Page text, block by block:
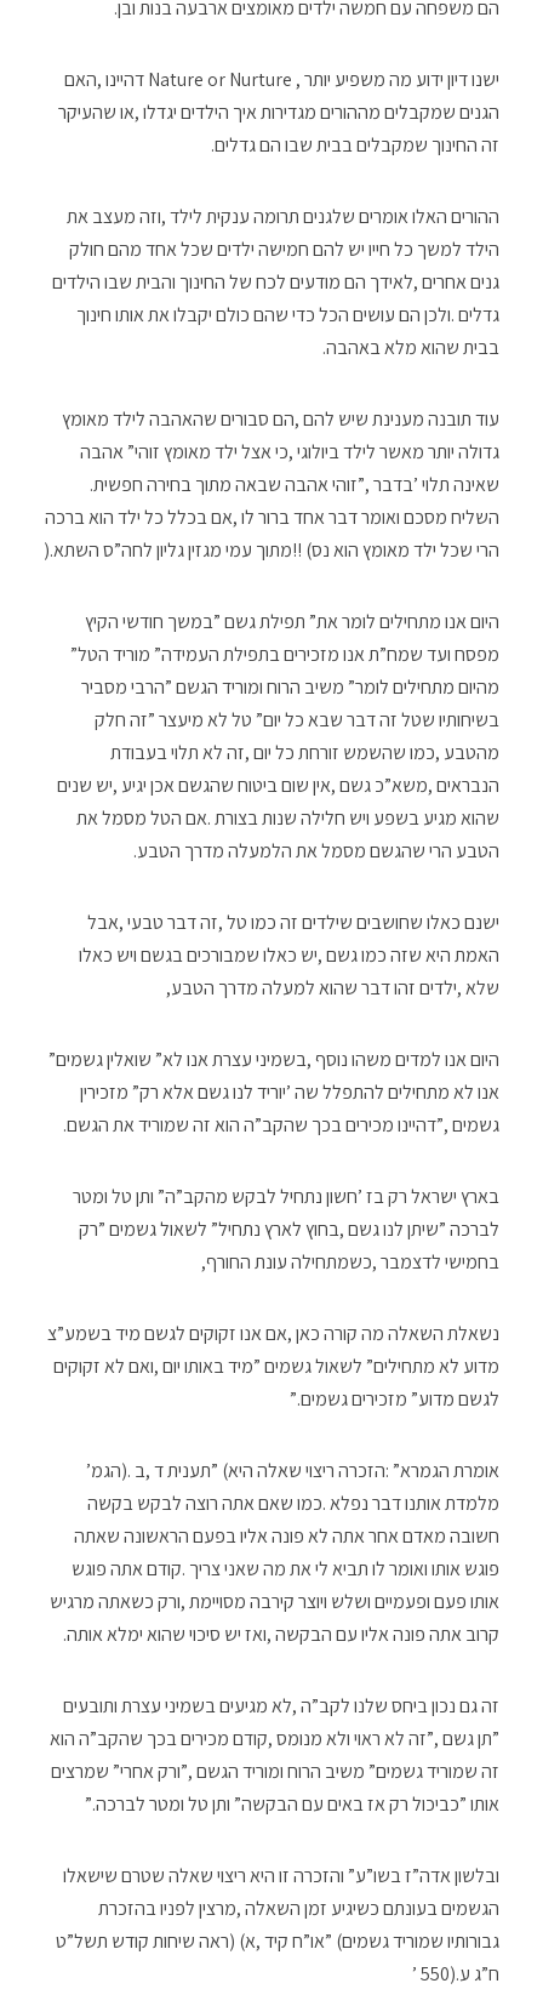
‬הם‭ ‬משפחה‭ ‬עם‭ ‬חמשה‭ ‬ילדים‭ ‬מאומצים‭ ‬ארבעה‭ ‬בנות‭ ‬ובן‭.‬
ישנו‭ ‬דיון‭ ‬ידוע‭ ‬מה‭ ‬משפיע‭ ‬יותר‭ ‬Nature‭ ‬or‭ ‬Nurture‭ , ‬דהיינו‭, ‬האם‭
‬הגנים‭ ‬שמקבלים‭ ‬מההורים‭ ‬מגדירות‭ ‬איך‭ ‬הילדים‭ ‬יגדלו‭, ‬או‭ ‬שהעיקר‭
‬זה‭ ‬החינוך‭ ‬שמקבלים‭ ‬בבית‭ ‬שבו‭ ‬הם‭ ‬גדלים‭.‬
ההורים‭ ‬האלו‭ ‬אומרים‭ ‬שלגנים‭ ‬תרומה‭ ‬ענקית‭ ‬לילד‭, ‬וזה‭ ‬מעצב‭ ‬את‭
‬הילד‭ ‬למשך‭ ‬כל‭ ‬חייו‭ ‬יש‭ ‬להם‭ ‬חמישה‭ ‬ילדים‭ ‬שכל‭ ‬אחד‭ ‬מהם‭ ‬חולק‭
‬גנים‭ ‬אחרים‭, ‬לאידך‭ ‬הם‭ ‬מודעים‭ ‬לכח‭ ‬של‭ ‬החינוך‭ ‬והבית‭ ‬שבו‭ ‬הילדים‭
‬בבית‭ ‬שהוא‭ ‬מלא‭ ‬באהבה‭.‬
‬גדולה‭ ‬יותר‭ ‬מאשר‭ ‬לילד‭ ‬ביולוגי‭, ‬כי‭ ‬אצל‭ ‬ילד‭ ‬מאומץ‭ ‬זוהי‭ ‬‮”‬אהבה‭
‬שאינה‭ ‬תלוי‮’‬‭ ‬בדבר‮”‬‭, ‬זוהי‭ ‬אהבה‭ ‬שבאה‭ ‬מתוך‭ ‬בחירה‭ ‬חפשית‭.
‬השליח‭ ‬מסכם‭ ‬ואומר‭ ‬דבר‭ ‬אחד‭ ‬ברור‭ ‬לו‭, ‬אם‭ ‬בכלל‭ ‬כל‭ ‬ילד‭ ‬הוא‭ ‬ברכה‭
‬הרי‭ ‬שכל‭ ‬ילד‭ ‬מאומץ‭ ‬הוא‭ ‬נס‭!! (‬מתוך‭ ‬עמי‭ ‬מגזין‭ ‬גליון‭ ‬לחה”ס‭ ‬השתא‭).‬
‬מפסח‭ ‬ועד‭ ‬שמח”ת‭ ‬אנו‭ ‬מזכירים‭ ‬בתפילת‭ ‬העמידה‭ ‬‮”‬מוריד‭ ‬הטל‮”‬‭
‬מהיום‭ ‬מתחילים‭ ‬לומר‭ ‬‮”‬משיב‭ ‬הרוח‭ ‬ומוריד‭ ‬הגשם‮”‬‭ ‬הרבי‭ ‬מסביר‭
‬בשיחותיו‭ ‬שטל‭ ‬זה‭ ‬דבר‭ ‬שבא‭ ‬כל‭ ‬יום‭ ‬‮”‬טל‭ ‬לא‭ ‬מיעצר‮”‬‭ ‬זה‭ ‬חלק‭
‬מהטבע‭, ‬כמו‭ ‬שהשמש‭ ‬זורחת‭ ‬כל‭ ‬יום‭, ‬זה‭ ‬לא‭ ‬תלוי‭ ‬בעבודת‭
‬הנבראים‭, ‬משא”כ‭ ‬גשם‭, ‬אין‭ ‬שום‭ ‬ביטוח‭ ‬שהגשם‭ ‬אכן‭ ‬יגיע‭, ‬יש‭ ‬שנים‭
‬שהוא‭ ‬מגיע‭ ‬בשפע‭ ‬ויש‭ ‬חלילה‭ ‬שנות‭ ‬בצורת‭. ‬אם‭ ‬הטל‭ ‬מסמל‭ ‬את‭
‬הטבע‭ ‬הרי‭ ‬שהגשם‭ ‬מסמל‭ ‬את‭ ‬הלמעלה‭ ‬מדרך‭ ‬הטבע‭. ‬
ישנם‭ ‬כאלו‭ ‬שחושבים‭ ‬שילדים‭ ‬זה‭ ‬כמו‭ ‬טל‭, ‬זה‭ ‬דבר‭ ‬טבעי‭, ‬אבל‭
‬האמת‭ ‬היא‭ ‬שזה‭ ‬כמו‭ ‬גשם‭, ‬יש‭ ‬כאלו‭ ‬שמבורכים‭ ‬בגשם‭ ‬ויש‭ ‬כאלו‭
‬שלא‭, ‬ילדים‭ ‬זהו‭ ‬דבר‭ ‬שהוא‭ ‬למעלה‭ ‬מדרך‭ ‬הטבע‭, ‬
היום‭ ‬אנו‭ ‬למדים‭ ‬משהו‭ ‬נוסף‭, ‬בשמיני‭ ‬עצרת‭ ‬אנו‭ ‬לא‭ ‬‮”‬שואלין‭ ‬גשמים‮”‬‭
‬אנו‭ ‬לא‭ ‬מתחילים‭ ‬להתפלל‭ ‬שה‮’‬‭ ‬יוריד‭ ‬לנו‭ ‬גשם‭ ‬אלא‭ ‬רק‭ ‬‮”‬מזכירין‭
‬גשמים‮”‬‭, ‬דהיינו‭ ‬מכירים‭ ‬בכך‭ ‬שהקב”ה‭ ‬הוא‭ ‬זה‭ ‬שמוריד‭ ‬את‭ ‬הגשם‭.‬
בארץ‭ ‬ישראל‭ ‬רק‭ ‬בז‮’‬‭ ‬חשון‭ ‬נתחיל‭ ‬לבקש‭ ‬מהקב”ה‭ ‬‮”‬ותן‭ ‬טל‭ ‬ומטר‭
‬לברכה‮”‬‭ ‬שיתן‭ ‬לנו‭ ‬גשם‭, ‬בחוץ‭ ‬לארץ‭ ‬נתחיל‭ ‬‮”‬לשאול‭ ‬גשמים‮”‬‭ ‬רק‭
‬בחמישי‭ ‬לדצמבר‭, ‬כשמתחילה‭ ‬עונת‭ ‬החורף‭, ‬
נשאלת‭ ‬השאלה‭ ‬מה‭ ‬קורה‭ ‬כאן‭, ‬אם‭ ‬אנו‭ ‬זקוקים‭ ‬לגשם‭ ‬מיד‭ ‬בשמע”צ‭
‬מדוע‭ ‬לא‭ ‬מתחילים‭ ‬‮”‬לשאול‭ ‬גשמים‮”‬‭ ‬מיד‭ ‬באותו‭ ‬יום‭, ‬ואם‭ ‬לא‭ ‬זקוקים‭
‬לגשם‭ ‬מדוע‭ ‬‮”‬מזכירים‭ ‬גשמים‮”‬‭.‬
אומרת‭ ‬הגמרא‭: ‬‮”‬הזכרה‭ ‬ריצוי‭ ‬שאלה‭ ‬היא‮”‬‭ (‬תענית‭ ‬ד‭, ‬ב‭). ‬הגמ‮’‬‭
‬מלמדת‭ ‬אותנו‭ ‬דבר‭ ‬נפלא‭. ‬כמו‭ ‬שאם‭ ‬אתה‭ ‬רוצה‭ ‬לבקש‭ ‬בקשה‭
‬חשובה‭ ‬מאדם‭ ‬אחר‭ ‬אתה‭ ‬לא‭ ‬פונה‭ ‬אליו‭ ‬בפעם‭ ‬הראשונה‭ ‬שאתה‭
‬קרוב‭ ‬אתה‭ ‬פונה‭ ‬אליו‭ ‬עם‭ ‬הבקשה‭, ‬ואז‭ ‬יש‭ ‬סיכוי‭ ‬שהוא‭ ‬ימלא‭ ‬אותה‭. ‬
זה‭ ‬גם‭ ‬נכון‭ ‬ביחס‭ ‬שלנו‭ ‬לקב”ה‭, ‬לא‭ ‬מגיעים‭ ‬בשמיני‭ ‬עצרת‭ ‬ותובעים‭
‬‮”‬תן‭ ‬גשם‮”‬‭, ‬זה‭ ‬לא‭ ‬ראוי‭ ‬ולא‭ ‬מנומס‭, ‬קודם‭ ‬מכירים‭ ‬בכך‭ ‬שהקב”ה‭ ‬הוא‭
‬זה‭ ‬שמוריד‭ ‬גשמים‭ ‬‮”‬משיב‭ ‬הרוח‭ ‬ומוריד‭ ‬הגשם‮”‬‭, ‬ורק‭ ‬אחרי‭ ‬‮”‬שמרצים‭
‬אותו‮”‬‭ ‬כביכול‭ ‬רק‭ ‬אז‭ ‬באים‭ ‬עם‭ ‬הבקשה‭ ‬‮”‬ותן‭ ‬טל‭ ‬ומטר‭ ‬לברכה‮”‬‭.‬
ובלשון‭ ‬אדה”ז‭ ‬בשו”ע‭ ‬‮”‬והזכרה‭ ‬זו‭ ‬היא‭ ‬ריצוי‭ ‬שאלה‭ ‬שטרם‭ ‬שישאלו‭
‬הגשמים‭ ‬בעונתם‭ ‬כשיגיע‭ ‬זמן‭ ‬השאלה‭, ‬מרצין‭ ‬לפניו‭ ‬בהזכרת‭
‬גבורותיו‭ ‬שמוריד‭ ‬גשמים‮”‬‭ (‬או”ח‭ ‬קיד‭, ‬א‭) (‬ראה‭ ‬שיחות‭ ‬קודש‭ ‬תשל”ט‭
‬ח”ג‭ ‬ע‮’‬‭ ‬550‭).‬